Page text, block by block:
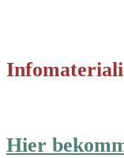
Hier